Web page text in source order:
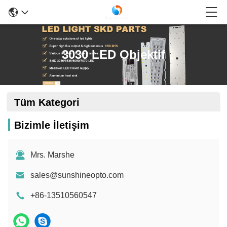
3030 LED Objektif
Tüm Kategori
Bizimle İletişim
Mrs. Marshe
sales@sunshineopto.com
+86-13510560547